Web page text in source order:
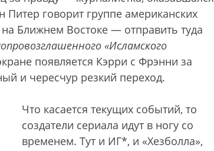
Питер говорит группе американских
Ближнем Востоке — отправить туда
«Исламского
появляется Кэрри с Фрэнни за
и чересчур резкий переход.
Что касается текущих событий, то
создатели сериала идут в ногу со
временем. Тут и ИГ*, и «Хезболла»,